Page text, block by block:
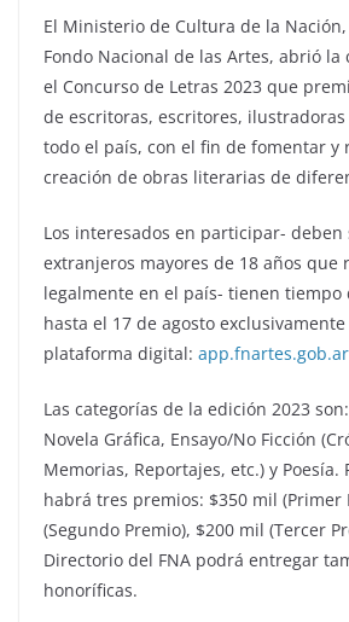
El Ministerio de Cultura de la
Fondo Nacional de las Artes, abrió la
el Concurso de Letras 2023 que
de escritoras, escritores,
todo el país, con el fin de fomentar y
creación de obras literarias de
Los interesados en participar-
extranjeros mayores de 18 años que
legalmente en el país- tienen tiempo
hasta el 17 de agosto
plataforma digital: app.fnartes.gob.ar
Las categorías de la edición 2023
Novela Gráfica, Ensayo/No Ficción
Memorias, Reportajes, etc.) y Poesía.
habrá tres premios: $350 mil (Primer
(Segundo Premio), $200 mil (Tercer
Directorio del FNA podrá entregar
honoríficas.